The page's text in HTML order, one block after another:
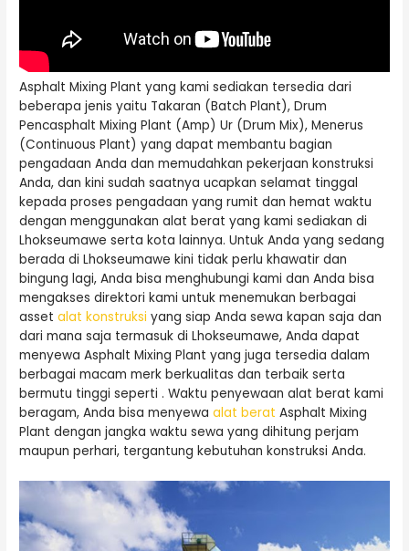
Asphalt Mixing Plant yang kami sediakan tersedia dari
beberapa jenis yaitu Takaran (Batch Plant), Drum
Pencasphalt Mixing Plant (Amp) Ur (Drum Mix), Menerus
(Continuous Plant) yang dapat membantu bagian
pengadaan Anda dan memudahkan pekerjaan konstruksi
Anda, dan kini sudah saatnya ucapkan selamat tinggal
kepada proses pengadaan yang rumit dan hemat waktu
dengan menggunakan alat berat yang kami sediakan di
Lhokseumawe serta kota lainnya. Untuk Anda yang sedang
berada di Lhokseumawe kini tidak perlu khawatir dan
bingung lagi, Anda bisa menghubungi kami dan Anda bisa
mengakses direktori kami untuk menemukan berbagai
assetalat konstruksi yang siap Anda sewa kapan saja dan
dari mana saja termasuk di Lhokseumawe, Anda dapat
menyewa Asphalt Mixing Plant yang juga tersedia dalam
berbagai macam merk berkualitas dan terbaik serta
bermutu tinggi seperti . Waktu penyewaan alat berat kami
beragam, Anda bisa menyewaalat berat Asphalt Mixing
Plant dengan jangka waktu sewa yang dihitung perjam
maupun perhari, tergantung kebutuhan konstruksi Anda.